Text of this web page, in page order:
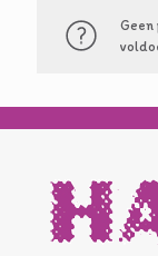
Geen